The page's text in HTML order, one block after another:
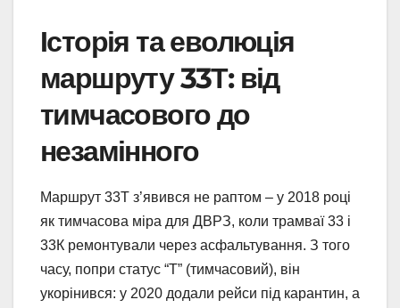
Історія та еволюція
маршруту 33Т: від
тимчасового до
незамінного
Маршрут 33Т з’явився не раптом – у 2018 році
як тимчасова міра для ДВРЗ, коли трамваї 33 і
33К ремонтували через асфальтування. З того
часу, попри статус “Т” (тимчасовий), він
укорінився: у 2020 додали рейси під карантин, а